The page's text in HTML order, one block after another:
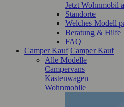
Jetzt Wohnmobil
Standorte
Welches Modell
Beratung & Hilfe
FAQ
Camper Kauf Camper Kauf
Alle Modelle
Campervans
Kastenwagen
Wohnmobile